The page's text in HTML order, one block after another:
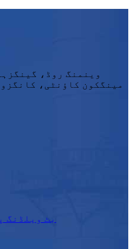
وینمنگ روڈ،
مینگکون کاؤنٹی،
بٹ ویلڈنگ